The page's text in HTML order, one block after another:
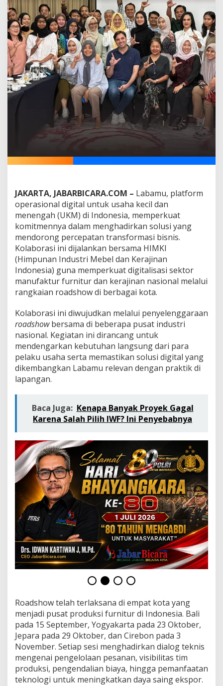
o
r
o
n
g
D
i
g
t
a
i
s
a
i
I
u
s
t
r
i
F
r
n
i
t
u
r
a
n
K
e
r
a
j
n
M
e
a
l
u
i
R
o
a
d
w
N
a
s
i
o
a
l
JAKARTA, JABARBICARA.COM – Labamu, platform
operasional digital untuk usaha kecil dan
menengah (UKM) di Indonesia, memperkuat
komitmennya dalam menghadirkan solusi yang
mendorong percepatan transformasi bisnis.
Kolaborasi ini dijalankan bersama HIMKI
(Himpunan Industri Mebel dan Kerajinan
Indonesia) guna memperkuat digitalisasi sektor
manufaktur furnitur dan kerajinan nasional melalui
rangkaian roadshow di berbagai kota.
Kolaborasi ini diwujudkan melalui penyelenggaraan
roadshowbersama di beberapa pusat industri
nasional. Kegiatan ini dirancang untuk
mendengarkan kebutuhan langsung dari para
pelaku usaha serta memastikan solusi digital yang
dikembangkan Labamu relevan dengan praktik di
lapangan.
Baca Juga: Kenapa Banyak Proyek Gagal
Karena Salah Pilih IWF? Ini Penyebabnya
Roadshow telah terlaksana di empat kota yang
menjadi pusat produksi furnitur di Indonesia. Bali
pada 15 September, Yogyakarta pada 23 Oktober,
Jepara pada 29 Oktober, dan Cirebon pada 3
November. Setiap sesi menghadirkan dialog teknis
mengenai pengelolaan pesanan, visibilitas tim
produksi, pengendalian biaya, hingga pemanfaatan
teknologi untuk meningkatkan daya saing ekspor.